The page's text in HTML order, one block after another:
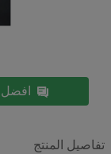
تفاصيل المنتج